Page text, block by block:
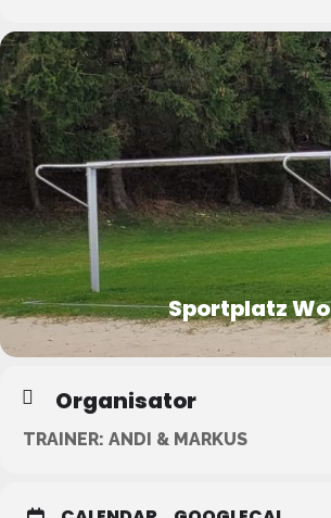
Sportplatz
Organisator
TRAINER: ANDI & MARKUS